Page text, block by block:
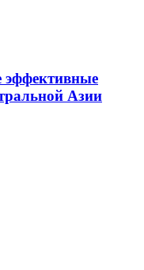
эффективные
Азии